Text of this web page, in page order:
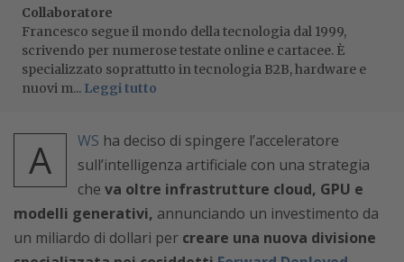
Collaboratore
Francesco segue il mondo della tecnologia dal 1999,
scrivendo per numerose testate online e cartacee. È
specializzato soprattutto in tecnologia B2B, hardware e
nuovi m... Leggi tutto
A WS ha deciso di spingere l’acceleratore
sull’intelligenza artificiale con una strategia
che va oltre infrastrutture cloud, GPU e
modelli generativi, annunciando un investimento da
un miliardo di dollari per creare una nuova divisione